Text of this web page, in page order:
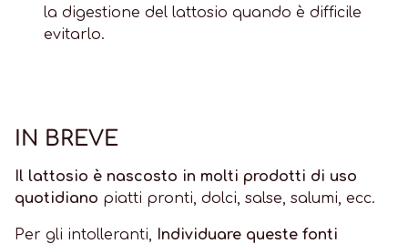
la digestione del lattosio quando è difficile
evitarlo.
IN BREVE
Il lattosio è nascosto in molti prodotti di uso
quotidiano piatti pronti, dolci, salse, salumi, ecc.
Per gli intolleranti, Individuare queste fonti